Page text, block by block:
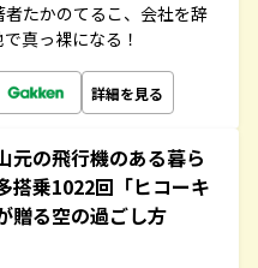
者たかのてるこ、会社を辞
真っ裸になる！
詳細を見る
元の飛行機のある暮ら
乗1022回「ヒコーキ
贈る空の過ごし方